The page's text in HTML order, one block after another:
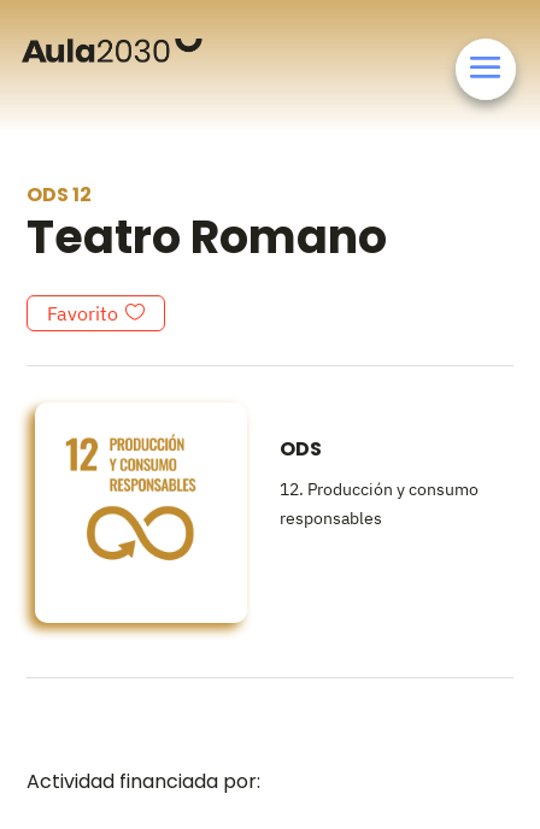
ODS 12
Teatro Romano
Favorito
ODS
12. Producción y consumo
responsables
Actividad financiada por: